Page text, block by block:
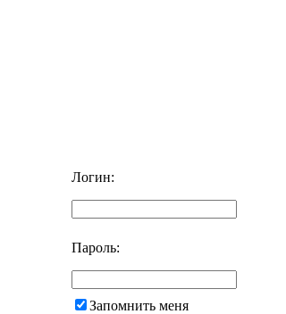
Логин:
Пароль:
Запомнить меня